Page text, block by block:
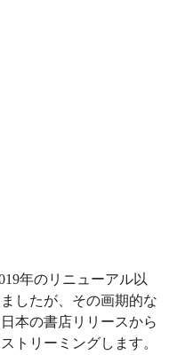
年のリニューアル以
したが、その画期的な
本の書店リリースから
トリーミングします。